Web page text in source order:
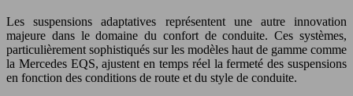
Les suspensions adaptatives représentent une autre innovation
majeure dans le domaine du confort de conduite. Ces systèmes,
particulièrement sophistiqués sur les modèles haut de gamme comme
la Mercedes EQS, ajustent en temps réel la fermeté des suspensions
en fonction des conditions de route et du style de conduite.